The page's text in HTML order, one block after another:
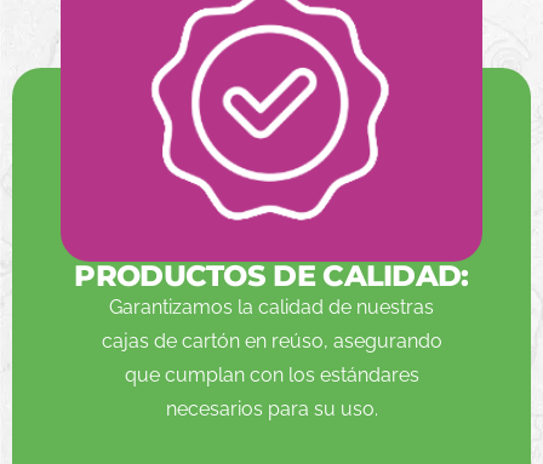
PRODUCTOS DE CALIDAD:
Garantizamos la calidad de nuestras
cajas de cartón en reúso, asegurando
que cumplan con los estándares
necesarios para su uso.